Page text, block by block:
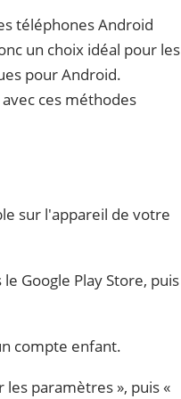
téléphones Android
un choix idéal pour les
pour Android.
ces méthodes
sur l'appareil de votre
Google Play Store, puis
compte enfant.
paramètres », puis «